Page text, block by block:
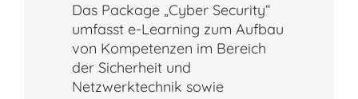
Das Package „Cyber Security“
umfasst e-Learning zum Aufbau
von Kompetenzen im Bereich
der Sicherheit und
Netzwerktechnik sowie